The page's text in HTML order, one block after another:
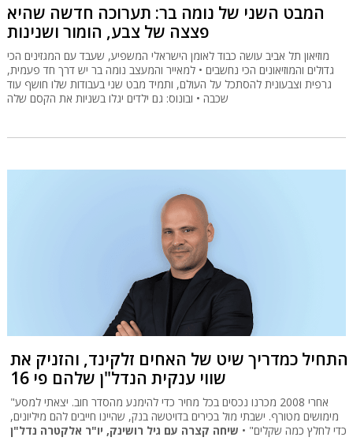
המבט השני של נומה בר: תערוכה חדשה שהיא
פצצה של צבע, הומור ושנינות
מוזיאון תל אביב עושה כבוד לאומן הישראלי המשפיע, שעבד עם המגזינים הכי
גדולים והמוזיאונים הכי נחשבים • למאייר והמעצב נומה בר יש דרך חד פעמית,
גרפית וצבעונית להסתכל על העולם, ותמיד מבט שני בעבודות שלו חושף עוד
שכבה • ובונוס: גם ילדים יגלו בשניות את הקסם שלה
התחיל כמדריך שיט של האחים זלקינד, והזניק את
שווי ענקית הנדל"ן שלהם פי 16
"אחרי 2008 מכרנו נכסים בכל מחיר כדי להימנע מהסדר חוב. יצאתי למסע
מימושים מטורף. ישבתי מול בכירים בדויטשה בנק, שהיינו חייבים להם מיליונים,
כדי לחלץ כמה שקלים" • שיחה קצרה עם גיל רושינק, יו"ר אלקטרה נדל"ן